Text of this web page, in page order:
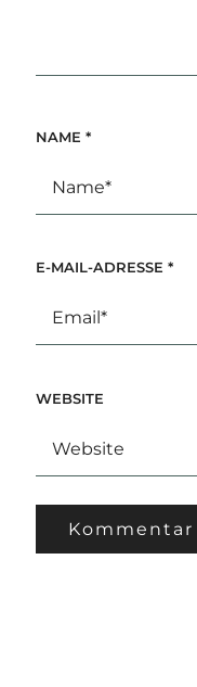
NAME *
E-MAIL-ADRESSE *
WEBSITE